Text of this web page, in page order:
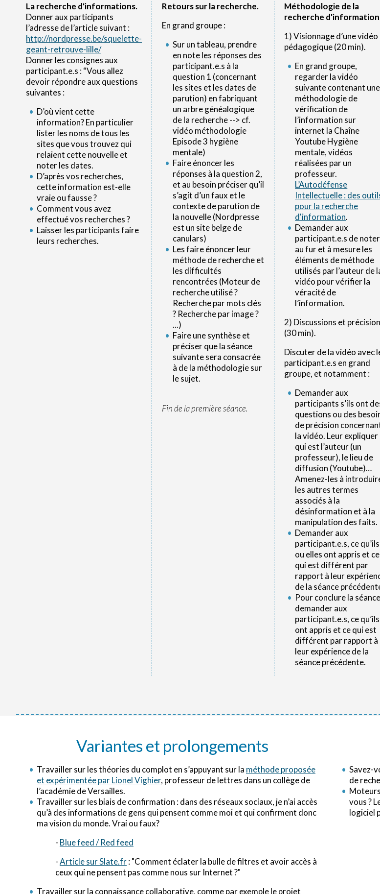
La recherche d'informations.
Donner aux participants
l’adresse de l’article suivant :
http://nordpresse.be/squelette-
geant-retrouve-lille/
Donner les consignes aux
participant.e.s : “Vous allez
devoir répondre aux questions
suivantes :
D’où vient cette
information? En particulier
lister les noms de tous les
sites que vous trouvez qui
relaient cette nouvelle et
noter les dates.
D’après vos recherches,
cette information est-elle
vraie ou fausse ?
Comment vous avez
effectué vos recherches ?
Laisser les participants faire
leurs recherches.
Retours sur la recherche.
En grand groupe :
Sur un tableau, prendre
en note les réponses des
participant.e.s à la
question 1 (concernant
les sites et les dates de
parution) en fabriquant
un arbre généalogique
de la recherche --> cf.
vidéo méthodologie
Episode 3 hygiène
mentale)
Faire énoncer les
réponses à la question 2,
et au besoin préciser qu’il
s’agit d’un faux et le
contexte de parution de
la nouvelle (Nordpresse
est un site belge de
canulars)
Les faire énoncer leur
méthode de recherche et
les difficultés
rencontrées (Moteur de
recherche utilisé ?
Recherche par mots clés
? Recherche par image ?
...)
Faire une synthèse et
préciser que la séance
suivante sera consacrée
à de la méthodologie sur
le sujet.
Fin de la première séance.
Méthodologie de la
recherche
1) Visionnage d’une vidéo
pédagogique (20 min).
En grand groupe,
regarder la vidéo
suivante contenant une
méthodologie de
vérification de
l’information sur
internet la Chaîne
Youtube Hygiène
mentale, vidéos
réalisées par un
professeur.
L’Autodéfense
Intellectuelle : des
pour la recherche
d'information.
Demander aux
participant.e.s de noter
au fur et à mesure les
éléments de méthode
utilisés par l’auteur de
vidéo pour vérifier la
véracité de
l’information.
2) Discussions et
(30 min).
Discuter de la vidéo avec
participant.e.s en grand
groupe, et notamment :
Demander aux
participants s’ils ont
questions ou des
de précision
la vidéo. Leur expliquer
qui est l’auteur (un
professeur), le lieu de
diffusion (Youtube)…
Amenez-les à
les autres termes
associés à la
désinformation et à la
manipulation des faits.
Demander aux
participant.e.s, ce qu’ils
ou elles ont appris et ce
qui est différent par
rapport à leur
de la séance
Pour conclure la
demander aux
participant.e.s, ce qu’ils
ont appris et ce qui est
différent par rapport à
leur expérience de la
séance précédente.
Variantes et prolongements
Travailler sur les théories du complot en s’appuyant sur la méthode proposée
et expérimentée par Lionel Vighier, professeur de lettres dans un collège de
l’académie de Versailles.
Travailler sur les biais de confirmation : dans des réseaux sociaux, je n’ai accès
qu’à des informations de gens qui pensent comme moi et qui confirment donc
ma vision du monde. Vrai ou faux?
- Blue feed / Red feed
-Article sur Slate.fr: "Comment éclater la bulle de filtres et avoir accès à
ceux qui ne pensent pas comme nous sur Internet ?"
Travailler sur la connaissance collaborative, comme par exemple le projet
Savez-
de
vous ?
logiciel